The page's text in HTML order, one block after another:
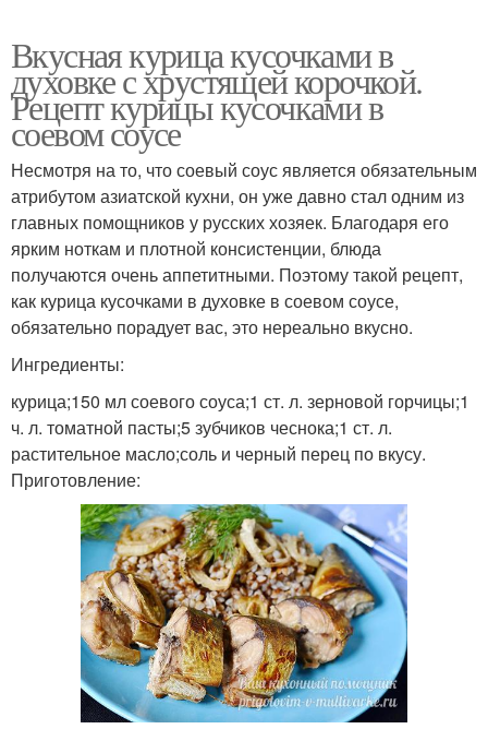
Вкусная курица кусочками в
духовке с хрустящей корочкой.
Рецепт курицы кусочками в
соевом соусе
Несмотря на то, что соевый соус является обязательным
атрибутом азиатской кухни, он уже давно стал одним из
главных помощников у русских хозяек. Благодаря его
ярким ноткам и плотной консистенции, блюда
получаются очень аппетитными. Поэтому такой рецепт,
как курица кусочками в духовке в соевом соусе,
обязательно порадует вас, это нереально вкусно.
Ингредиенты:
курица;150 мл соевого соуса;1 ст. л. зерновой горчицы;1
ч. л. томатной пасты;5 зубчиков чеснока;1 ст. л.
растительное масло;соль и черный перец по вкусу.
Приготовление: